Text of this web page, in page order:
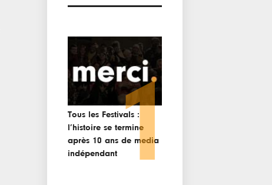
Tous les Festivals :
l’histoire se termine
après 10 ans de media
indépendant1